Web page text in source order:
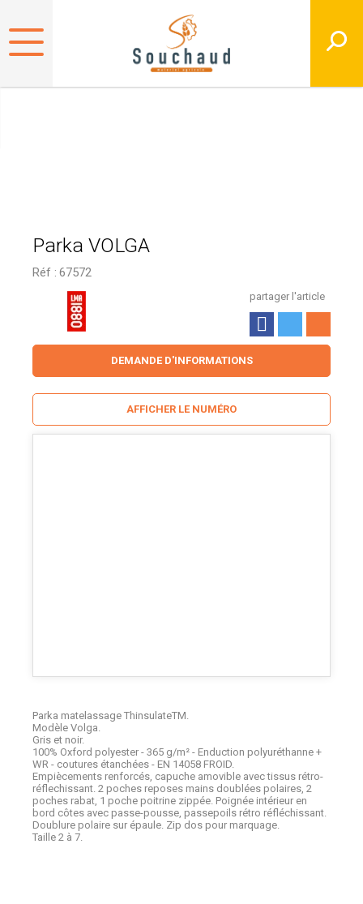
Parka VOLGA
Réf : 67572
partager l'article
Parka matelassage ThinsulateTM.
Modèle Volga.
Gris et noir.
100% Oxford polyester - 365 g/m² - Enduction polyuréthanne +
WR - coutures étanchées - EN 14058 FROID.
Empiècements renforcés, capuche amovible avec tissus rétro-
réflechissant. 2 poches reposes mains doublées polaires, 2
poches rabat, 1 poche poitrine zippée. Poignée intérieur en
bord côtes avec passe-pousse, passepoils rétro réfléchissant.
Doublure polaire sur épaule. Zip dos pour marquage.
Taille 2 à 7.
DEMANDE D'INFORMATIONS
AFFICHER LE NUMÉRO